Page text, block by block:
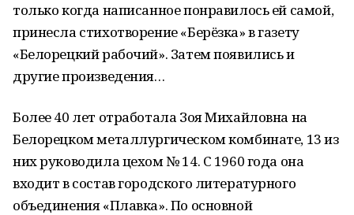
только когда написанное понравилось ей самой,
принесла стихотворение «Берёзка» в газету
«Белорецкий рабочий». Затем появились и
другие произведения…
Более 40 лет отработала Зоя Михайловна на
Белорецком металлургическом комбинате, 13 из
них руководила цехом № 14. С 1960 года она
входит в состав городского литературного
объединения «Плавка». По основной